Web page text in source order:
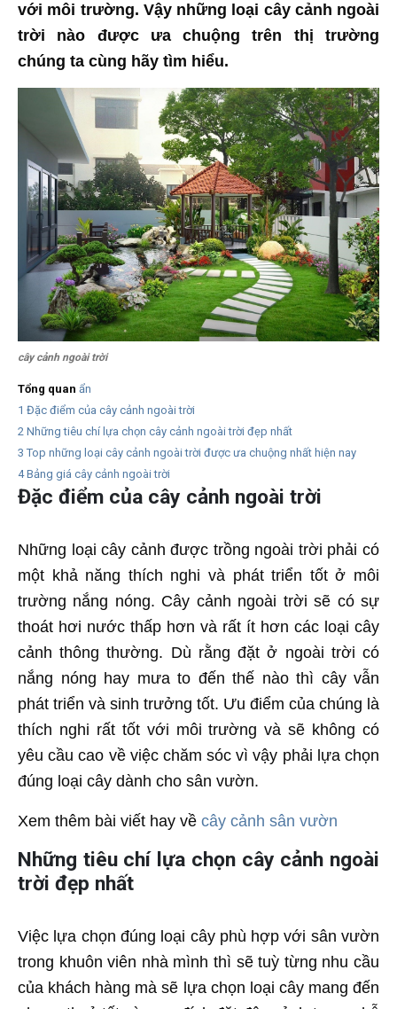
với môi trường. Vậy những loại cây cảnh ngoài
trời nào được ưa chuộng trên thị trường
chúng ta cùng hãy tìm hiểu.
cây cảnh ngoài trời
Tổng quan ẩn
1 Đặc điểm của cây cảnh ngoài trời
2 Những tiêu chí lựa chọn cây cảnh ngoài trời đẹp nhất
3 Top những loại cây cảnh ngoài trời được ưa chuộng nhất hiện nay
4 Bảng giá cây cảnh ngoài trời
Đặc điểm của cây cảnh ngoài trời
Những loại cây cảnh được trồng ngoài trời phải có
một khả năng thích nghi và phát triển tốt ở môi
trường nắng nóng. Cây cảnh ngoài trời sẽ có sự
thoát hơi nước thấp hơn và rất ít hơn các loại cây
cảnh thông thường. Dù rằng đặt ở ngoài trời có
nắng nóng hay mưa to đến thế nào thì cây vẫn
phát triển và sinh trưởng tốt. Ưu điểm của chúng là
thích nghi rất tốt với môi trường và sẽ không có
yêu cầu cao về việc chăm sóc vì vậy phải lựa chọn
đúng loại cây dành cho sân vườn.
Xem thêm bài viết hay về cây cảnh sân vườn
Những tiêu chí lựa chọn cây cảnh ngoài
trời đẹp nhất
Việc lựa chọn đúng loại cây phù hợp với sân vườn
trong khuôn viên nhà mình thì sẽ tuỳ từng nhu cầu
của khách hàng mà sẽ lựa chọn loại cây mang đến